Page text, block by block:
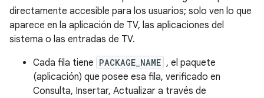
directamente accesible para los usuarios; solo ven lo que
aparece en la aplicación de TV, las aplicaciones del
sistema o las entradas de TV.
Cada fila tiene PACKAGE_NAME , el paquete
(aplicación) que posee esa fila, verificado en
Consulta, Insertar, Actualizar a través de